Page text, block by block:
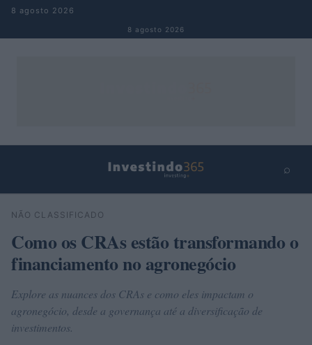
Pular para o conteúdo
8 agosto 2026
8 agosto 2026
⌕
Buscar
NÃO CLASSIFICADO
Como os CRAs estão transformando o
financiamento no agronegócio
Explore as nuances dos CRAs e como eles impactam o
agronegócio, desde a governança até a diversificação de
investimentos.